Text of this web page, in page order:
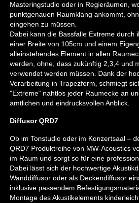
Masteringstudio oder in Regieräumen,
punktgenauen Raumklang ankommt,
eingehen zu müssen.
Dabei kann die Bassfalle Extreme durch
einer Breite von 105cm und einem
alleinstehendes Element in allen
werden, ohne, dass zukünftig 2,3,4 und
verwendet werden müssen. Dank der
Verarbeitung in Trapezform, schmiegt
"Extreme" nahtlos jeder Raumecke an
amtlichen und eindrucksvollen Anblick.
Diffusor QRD7
Ob im Tonstudio oder im Konzertsaal –
QRD7 Produktreihe von MW-Acoustics
im Raum und sorgt so für eine
Dabei lässt sich der hochwertige
Wanddiffusor oder als Deckendiffusor
inklusive passendem
Montage des Akustikelements